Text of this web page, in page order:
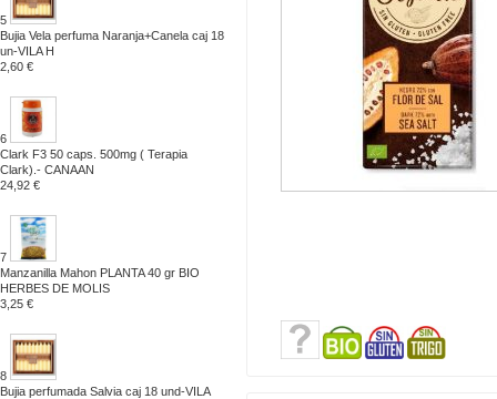
5
Bujia Vela perfuma Naranja+Canela caj 18
un-VILA H
2,60 €
6
Clark F3 50 caps. 500mg ( Terapia
Clark).- CANAAN
24,92 €
7
Manzanilla Mahon PLANTA 40 gr BIO
HERBES DE MOLIS
3,25 €
8
Bujia perfumada Salvia caj 18 und-VILA